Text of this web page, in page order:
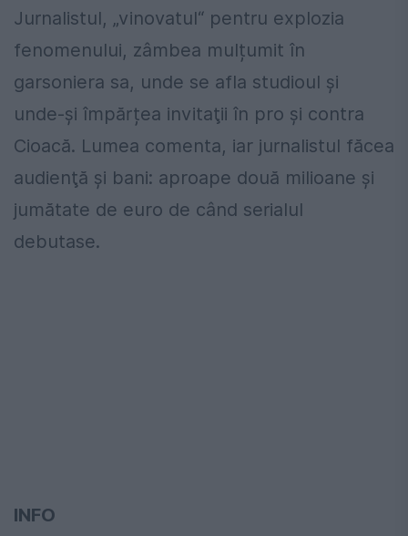
Jurnalistul, „vinovatul“ pentru explozia
fenomenului, zâmbea mulțumit în
garsoniera sa, unde se afla studioul și
unde-şi împărțea invitaţii în pro şi contra
Cioacă. Lumea comenta, iar jurnalistul făcea
audienţă și bani: aproape două milioane şi
jumătate de euro de când serialul
debutase.
INFO